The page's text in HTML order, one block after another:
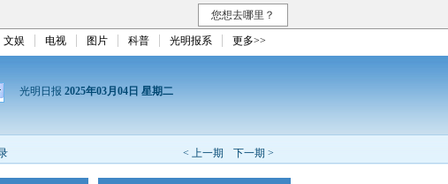
您想去哪里？
文娱 电视 图片 科普 光明报系 更多>>
光明日报 2025年03月04日 星期二
< 上一期 下一期 >